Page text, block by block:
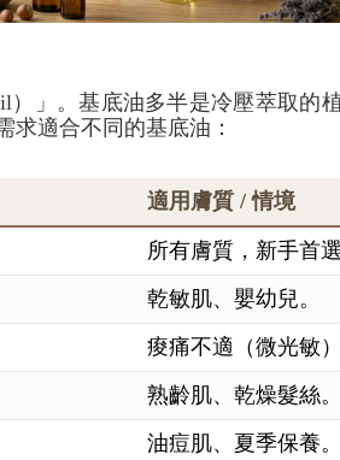
」。基底油多半是冷壓萃取的
適合不同的基底油：
適用膚質 / 情境
所有膚質，新手首選
乾敏肌、嬰幼兒。
痠痛不適（微光敏）
熟齡肌、乾燥髮絲。
油痘肌、夏季保養。